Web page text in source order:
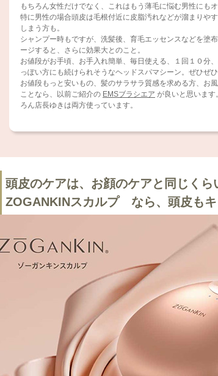
もちろん女性だけでなく、これはもう薄毛に悩む男性にもオ
特に男性の場合頭皮は毛根付近に皮脂汚れなどが溜まりや
しまう方も。
シャンプー時もですが、洗髪後、育毛エッセンスなどを塗
ージすると、さらに効果大とのこと。
お値段がお手頃、お手入れ簡単、毎日使える、１回１０分
っぽい方にも続けられそうなヘッドスパマシーン。ぜひぜひ
お値段もっと安いもの、髪のサラサラ質感を求める方、お
ことなら、以前ご紹介の EMSブラシエア が良いと思います
ろん店長ゆきは両方使っています。
頭皮のケアは、お顔のケアと同じくら
ZOGANKINスカルプ なら、頭皮もキ